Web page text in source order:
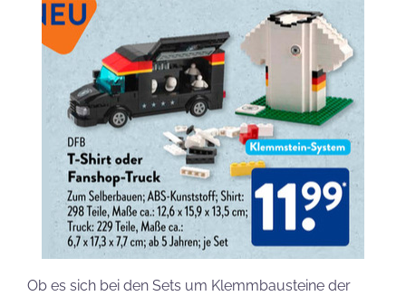
Ob es sich bei den Sets um Klemmbausteine der